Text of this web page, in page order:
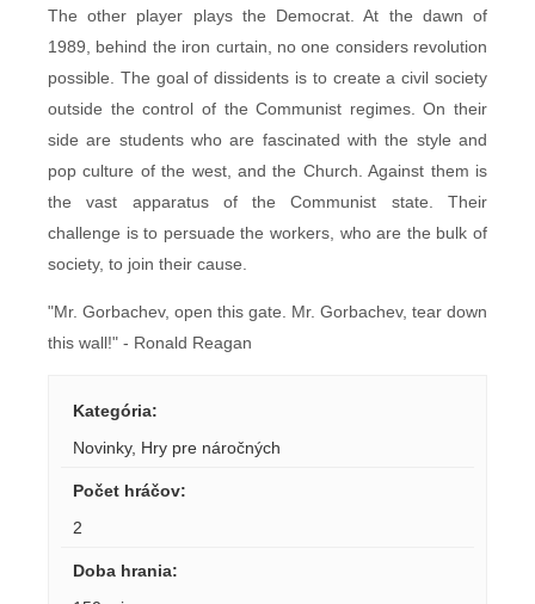
The other player plays the Democrat. At the dawn of
1989, behind the iron curtain, no one considers revolution
possible. The goal of dissidents is to create a civil society
outside the control of the Communist regimes. On their
side are students who are fascinated with the style and
pop culture of the west, and the Church. Against them is
the vast apparatus of the Communist state. Their
challenge is to persuade the workers, who are the bulk of
society, to join their cause.
"Mr. Gorbachev, open this gate. Mr. Gorbachev, tear down
this wall!" - Ronald Reagan
Kategória:
Novinky, Hry pre náročných
Počet hráčov:
2
Doba hrania: